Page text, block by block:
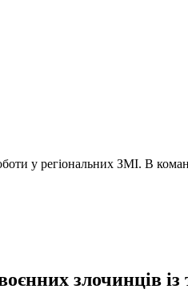
у регіональних ЗМІ. В
злочинців із